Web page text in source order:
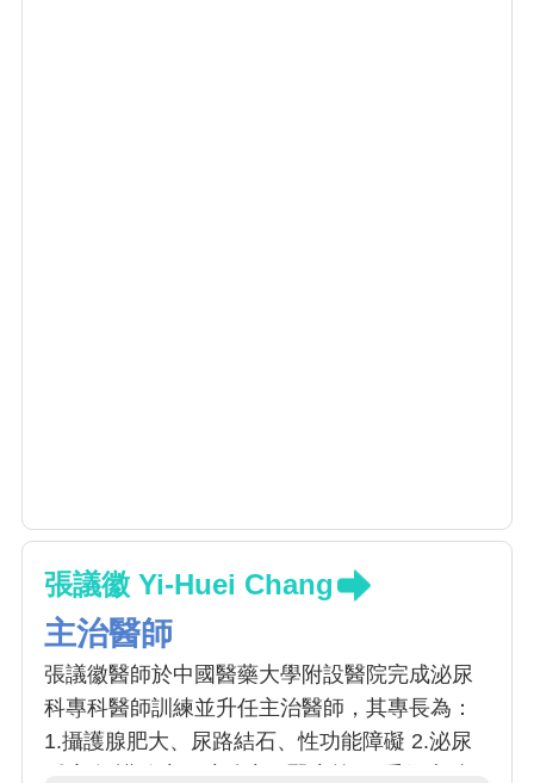
張議徽 Yi-Huei Chang
主治醫師
張議徽醫師於中國醫藥大學附設醫院完成泌尿
科專科醫師訓練並升任主治醫師，其專長為：
1.攝護腺肥大、尿路結石、性功能障礙 2.泌尿